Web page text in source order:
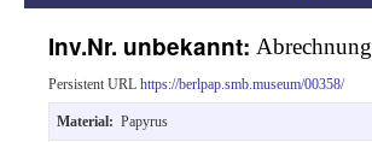
Inv.Nr. unbekannt: Abrechnung
Persistent URL https://berlpap.smb.museum/00358/
Material: Papyrus